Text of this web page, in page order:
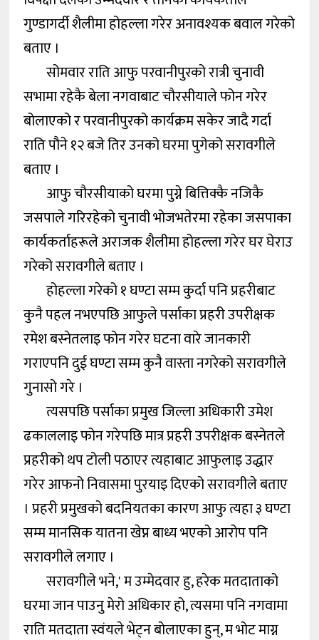
गुण्डागर्दी शैलीमा होहल्ला गरेर अनावश्यक बवाल गरेको
बताए ।
सोमवार राति आफु परवानीपुरको रात्री चुनावी
सभामा रहेकै बेला नगवाबाट चौरसीयाले फोन गरेर
बोलाएको र परवानीपुरको कार्यक्रम सकेर जादै गर्दा
राति पौने १२ बजे तिर उनको घरमा पुगेको सरावगीले
बताए ।
आफु चौरसीयाको घरमा पुग्ने बित्तिक्कै नजिकै
जसपाले गरिरहेको चुनावी भोजभतेरमा रहेका जसपाका
कार्यकर्ताहरूले अराजक शैलीमा होहल्ला गरेर घर घेराउ
गरेको सरावगीले बताए ।
होहल्ला गरेको १ घण्टा सम्म कुर्दा पनि प्रहरीबाट
कुनै पहल नभएपछि आफुले पर्साका प्रहरी उपरीक्षक
रमेश बस्नेतलाइ फोन गरेर घटना वारे जानकारी
गराएपनि दुई घण्टा सम्म कुनै वास्ता नगरेको सरावगीले
गुनासो गरे ।
त्यसपछि पर्साका प्रमुख जिल्ला अधिकारी उमेश
ढकाललाइ फोन गरेपछि मात्र प्रहरी उपरीक्षक बस्नेतले
प्रहरीको थप टोली पठाएर त्यहाबाट आफुलाइ उद्धार
गरेर आफनो निवासमा पुरयाइ दिएको सरावगीले बताए
। प्रहरी प्रमुखको बदनियतका कारण आफु त्यहा ३ घण्टा
सम्म मानसिक यातना खेप्न बाध्य भएको आरोप पनि
सरावगीले लगाए ।
सरावगीले भने,' म उम्मेदवार हु, हरेक मतदाताको
घरमा जान पाउनु मेरो अधिकार हो, त्यसमा पनि नगवामा
राति मतदाता स्वंयले भेट्न बोलाएका हुन्, म भोट माग्न